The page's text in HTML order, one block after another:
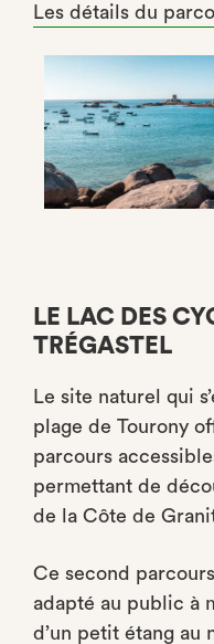
Les détails du
LE LAC DES
TRÉGASTEL
Le site naturel qui
plage de Tourony
parcours
permettant de
de la Côte de
Ce second
adapté au public à
d’un petit étang au